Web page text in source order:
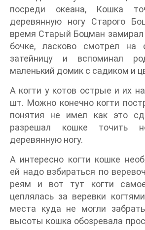
посреди океана, Кошка
деревянную ногу Старого
время Старый Боцман замирал
бочке, ласково смотрел
затейницу и вспоминал
маленький домик с садиком и
А когти у котов острые и их
шт. Можно конечно когти
понятия не имел как это
разрешал кошке точить
деревянную ногу.
А интересно когти кошке
ей надо взбираться по
реям и вот тут когти
цеплялась за веревки
места куда не могли
высоты кошка обозревала